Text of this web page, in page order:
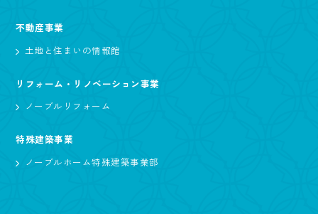
不動産事業
土地と住まいの情報館
リフォーム・リノベーション事業
ノーブルリフォーム
特殊建築事業
ノーブルホーム特殊建築事業部